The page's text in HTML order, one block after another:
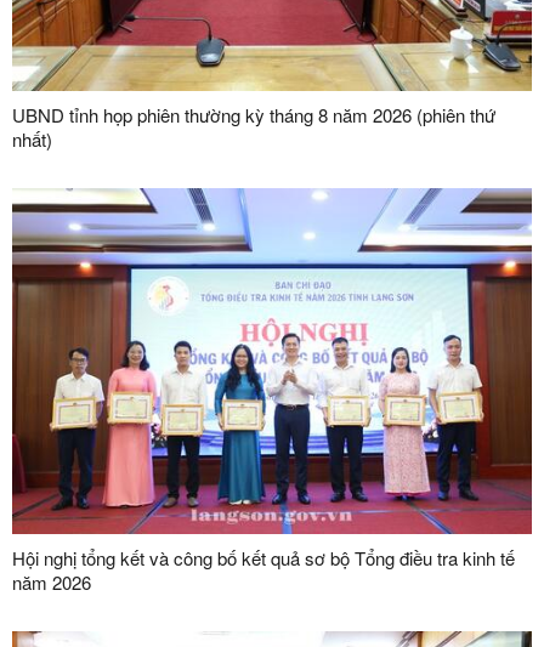
UBND tỉnh họp phiên thường kỳ tháng 8 năm 2026 (phiên thứ
nhất)
Hội nghị tổng kết và công bố kết quả sơ bộ Tổng điều tra kinh tế
năm 2026